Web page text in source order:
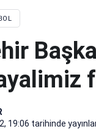
19:06 tarihinde